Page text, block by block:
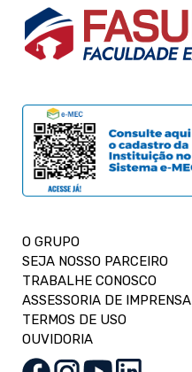
O GRUPO
SEJA NOSSO PARCEIRO
TRABALHE CONOSCO
ASSESSORIA DE IMPRENSA
TERMOS DE USO
OUVIDORIA